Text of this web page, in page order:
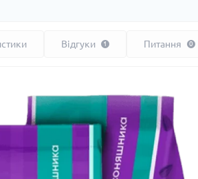
Відгуки 1 Питання 0